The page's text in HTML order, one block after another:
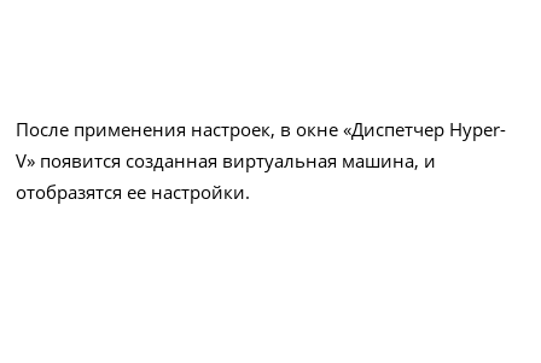
После применения настроек, в окне «Диспетчер Hyper-
V» появится созданная виртуальная машина, и
отобразятся ее настройки.